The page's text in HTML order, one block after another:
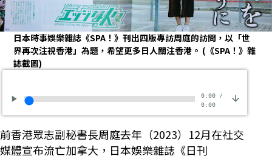
日本時事娛樂雜誌《SPA！》刊出四版專訪周庭的訪問，以「世
界再次注視香港」為題，希望更多日人關注香港。 (《SPA！》雜
誌截圖)
0:00/
0:00
前香港眾志副秘書長周庭去年（2023）12月在社交
媒體宣布流亡加拿大，日本娛樂雜誌《日刊